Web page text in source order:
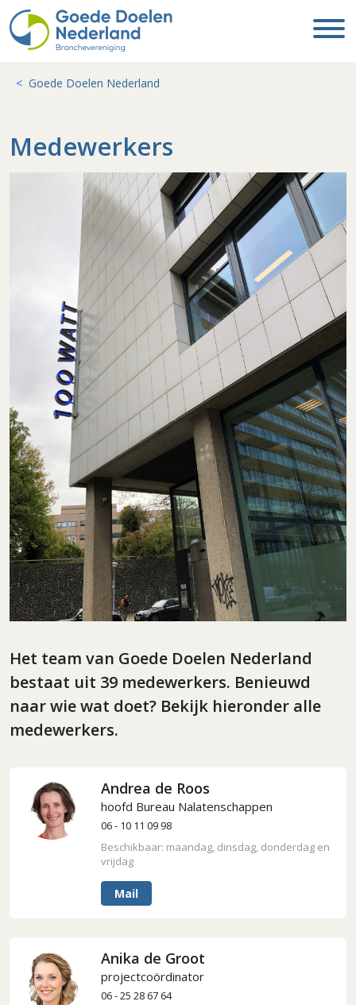
Goede Doelen Nederland
Medewerkers
Het team van Goede Doelen Nederland
bestaat uit 39 medewerkers. Benieuwd
naar wie wat doet? Bekijk hieronder alle
medewerkers.
Andrea de Roos
hoofd Bureau Nalatenschappen
06 - 10 11 09 98
Beschikbaar: maandag, dinsdag, donderdag en
vrijdag
Mail
Anika de Groot
projectcoördinator
06 - 25 28 67 64